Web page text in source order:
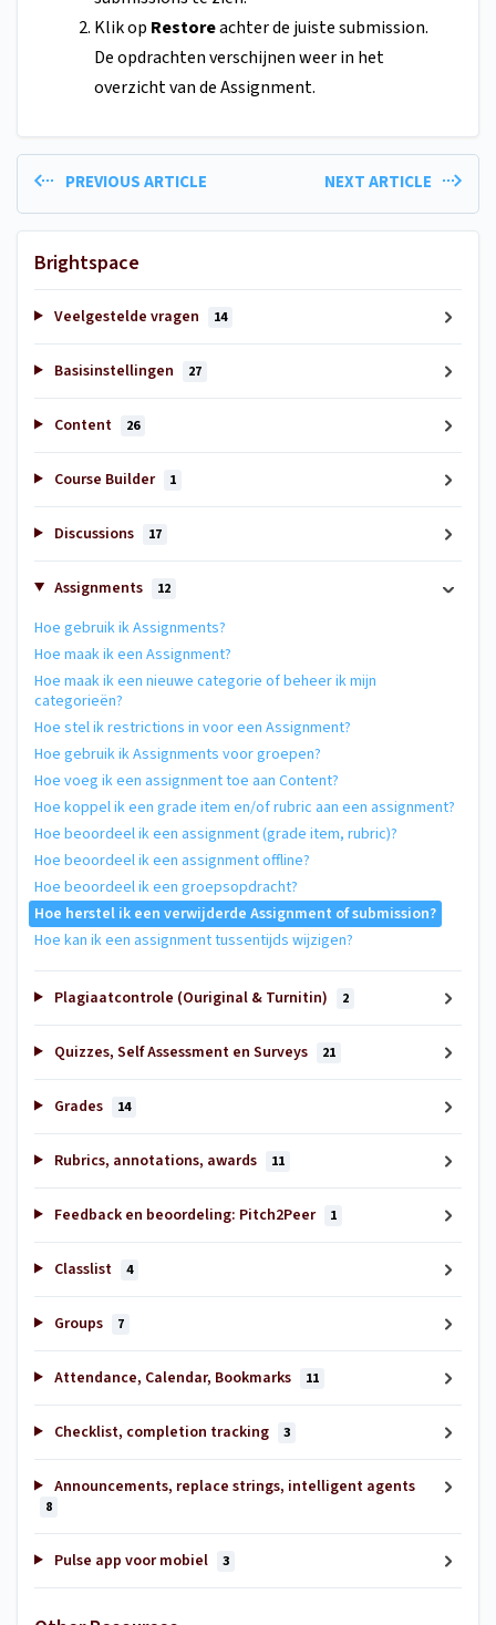
Klik op Restoreachter de juiste submission.
De opdrachten verschijnen weer in het
overzicht van de Assignment.
PREVIOUS ARTICLE NEXT ARTICLE
Brightspace
Veelgestelde vragen 14
Basisinstellingen 27
Content 26
Course Builder 1
Discussions 17
Assignments 12
Hoe gebruik ik Assignments?
Hoe maak ik een Assignment?
Hoe maak ik een nieuwe categorie of beheer ik mijn
categorieën?
Hoe stel ik restrictions in voor een Assignment?
Hoe gebruik ik Assignments voor groepen?
Hoe voeg ik een assignment toe aan Content?
Hoe koppel ik een grade item en/of rubric aan een assignment?
Hoe beoordeel ik een assignment (grade item, rubric)?
Hoe beoordeel ik een assignment offline?
Hoe beoordeel ik een groepsopdracht?
Hoe herstel ik een verwijderde Assignment of submission?
Hoe kan ik een assignment tussentijds wijzigen?
Plagiaatcontrole (Ouriginal & Turnitin) 2
Quizzes, Self Assessment en Surveys 21
Grades 14
Rubrics, annotations, awards 11
Feedback en beoordeling: Pitch2Peer 1
Classlist 4
Groups 7
Attendance, Calendar, Bookmarks 11
Checklist, completion tracking 3
Announcements, replace strings, intelligent agents
8
Pulse app voor mobiel 3